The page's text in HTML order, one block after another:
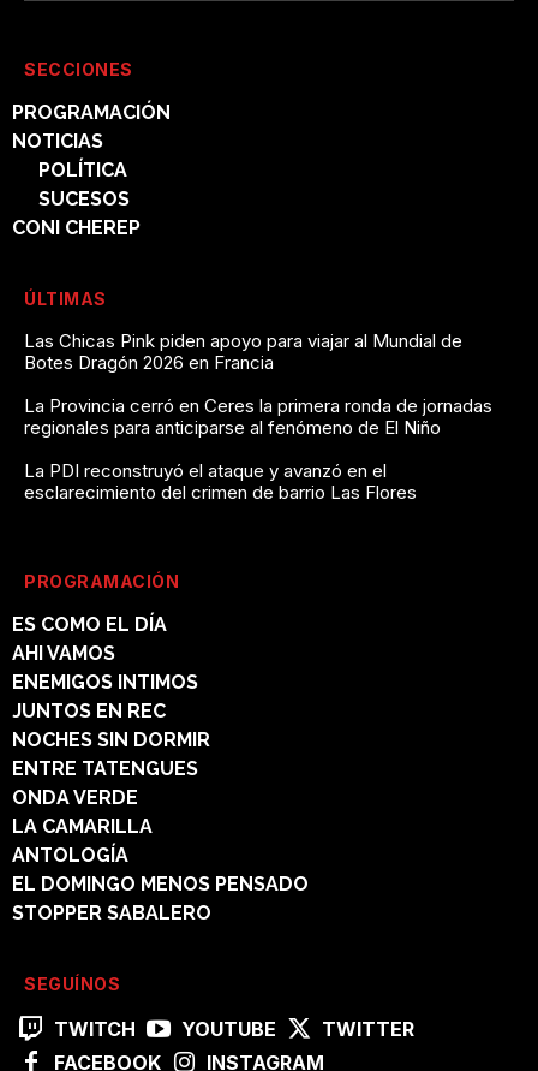
SECCIONES
PROGRAMACIÓN
NOTICIAS
POLÍTICA
SUCESOS
CONI CHEREP
ÚLTIMAS
Las Chicas Pink piden apoyo para viajar al Mundial de
Botes Dragón 2026 en Francia
La Provincia cerró en Ceres la primera ronda de jornadas
regionales para anticiparse al fenómeno de El Niño
La PDI reconstruyó el ataque y avanzó en el
esclarecimiento del crimen de barrio Las Flores
PROGRAMACIÓN
ES COMO EL DÍA
AHI VAMOS
ENEMIGOS INTIMOS
JUNTOS EN REC
NOCHES SIN DORMIR
ENTRE TATENGUES
ONDA VERDE
LA CAMARILLA
ANTOLOGÍA
EL DOMINGO MENOS PENSADO
STOPPER SABALERO
SEGUÍNOS
TWITCH YOUTUBE
TWITTER
FACEBOOK
INSTAGRAM